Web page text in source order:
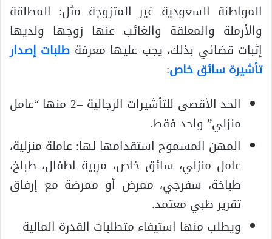
المواطنة السعودية غير المتزوجة مثل: المطلقة
والأرملة والمعلقة والغائب عنها زوجها ولديها
إثبات قضائي بذلك، يجب عليها معرفة طلبات إصدار
تأشيرة سائق خاص:
الحد الأقصى للتأشيرات الرجالية =2 منها “عامل
منزلي” واحد فقط.
المهن المسموح استقدامها لها: عاملة منزلية،
عامل منزلي، سائق خاص، مربية اطفال، طباخ،
طباخة، سفرجي، ممرض أو ممرضة مع إرفاق
تقرير طبي معتمد.
ويطلب منها استيفاء متطلبات القدرة المالية